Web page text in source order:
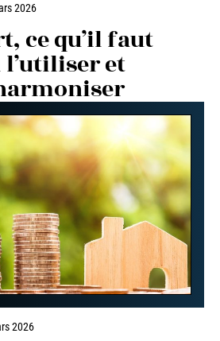
2026
ce qu’il faut
et
2026